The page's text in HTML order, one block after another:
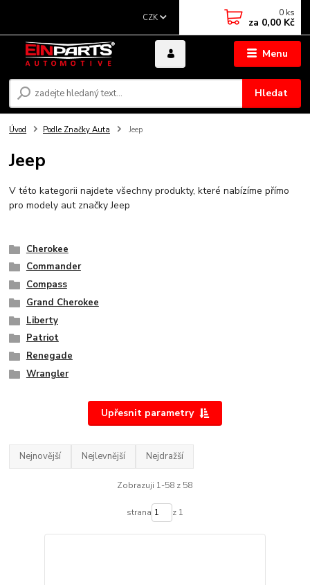
Menu
CZK
Hledat
0 ks
za 0,00 Kč
Úvod Podle Značky Auta Jeep
Jeep
V této kategorii najdete všechny produkty, které nabízíme přímo
pro modely aut značky Jeep
Cherokee
Commander
Compass
Grand Cherokee
Liberty
Patriot
Renegade
Wrangler
Upřesnit parametry
Nejnovější Nejlevnější Nejdražší
Zobrazuji 1-58 z 58
strana z 1